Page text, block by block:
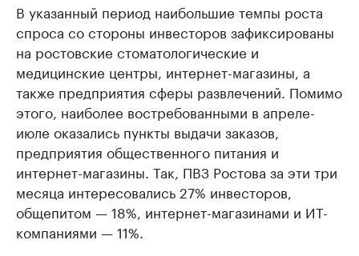
В указанный период наибольшие темпы роста
спроса со стороны инвесторов зафиксированы
на ростовские стоматологические и
медицинские центры, интернет-магазины, а
также предприятия сферы развлечений. Помимо
этого, наиболее востребованными в апреле-
июле оказались пункты выдачи заказов,
предприятия общественного питания и
интернет-магазины. Так, ПВЗ Ростова за эти три
месяца интересовались 27% инвесторов,
общепитом — 18%, интернет-магазинами и ИТ-
компаниями — 11%.